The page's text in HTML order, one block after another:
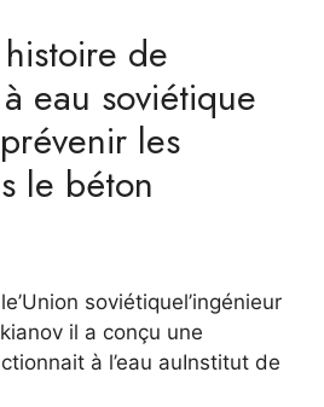
de
eau soviétique
les
le béton
soviétiquel’ingénieur
il a conçu une
à l’eau auInstitut de